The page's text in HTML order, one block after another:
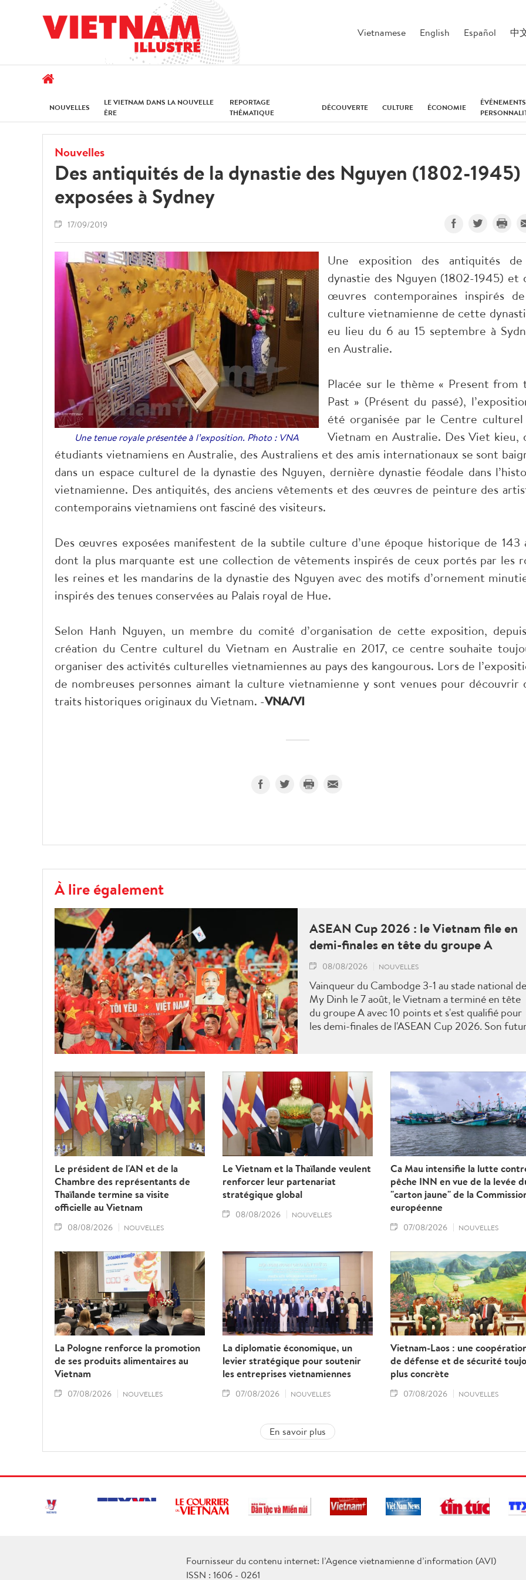
Vietnamese English Español 中
NOUVELLES
LE VIETNAM DANS LA NOUVELLE
ÈRE
REPORTAGE
THÉMATIQUE
DÉCOUVERTE CULTURE ÉCONOMIE
Nouvelles
Des antiquités de la dynastie des Nguyen (1802-1945)
exposées à Sydney
17/09/2019
Une tenue royale présentée à l’exposition. Photo : VNA
Une exposition des antiquités
dynastie des Nguyen (1802-1945) et
œuvres contemporaines inspirés
culture vietnamienne de cette
eu lieu du 6 au 15 septembre à
en Australie.
Placée sur le thème « Present from
Past » (Présent du passé),
été organisée par le Centre
Vietnam en Australie. Des Viet kieu,
étudiants vietnamiens en Australie, des Australiens et des amis internationaux se sont
dans un espace culturel de la dynastie des Nguyen, dernière dynastie féodale dans
vietnamienne. Des antiquités, des anciens vêtements et des œuvres de peinture des
contemporains vietnamiens ont fasciné des visiteurs.
Des œuvres exposées manifestent de la subtile culture d’une époque historique de 143
dont la plus marquante est une collection de vêtements inspirés de ceux portés par les
les reines et les mandarins de la dynastie des Nguyen avec des motifs d’ornement
inspirés des tenues conservées au Palais royal de Hue.
Selon Hanh Nguyen, un membre du comité d’organisation de cette exposition,
création du Centre culturel du Vietnam en Australie en 2017, ce centre souhaite
organiser des activités culturelles vietnamiennes au pays des kangourous. Lors de
de nombreuses personnes aimant la culture vietnamienne y sont venues pour découvrir
traits historiques originaux du Vietnam. -VNA/VI
À lire également
ASEAN Cup 2026 : le Vietnam file en
demi-finales en tête du groupe A
08/08/2026 NOUVELLES
Vainqueur du Cambodge 3-1 au stade national de
My Dinh le 7 août, le Vietnam a terminé en tête
du groupe A avec 10 points et s'est qualifié pour
les demi-finales de l'ASEAN Cup 2026. Son
Le président de l'AN et de la
Chambre des représentants de
Thaïlande termine sa visite
officielle au Vietnam
08/08/2026 NOUVELLES
Le Vietnam et la Thaïlande veulent
renforcer leur partenariat
stratégique global
08/08/2026 NOUVELLES
Ca Mau intensifie la lutte
pêche INN en vue de la levée
"carton jaune" de la
européenne
07/08/2026 NOUVELLES
La Pologne renforce la promotion
de ses produits alimentaires au
Vietnam
07/08/2026 NOUVELLES
La diplomatie économique, un
levier stratégique pour soutenir
les entreprises vietnamiennes
07/08/2026 NOUVELLES
Vietnam-Laos : une
de défense et de sécurité
plus concrète
07/08/2026 NOUVELLES
En savoir plus
Fournisseur du contenu internet: l’Agence vietnamienne d’information (AVI)
ISSN : 1606 - 0261